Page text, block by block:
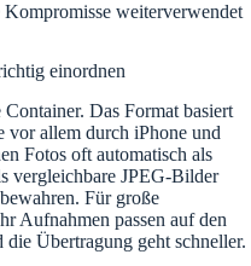
weiterverwendet
einordnen
Das Format basiert
vor allem durch iPhone und
Fotos oft automatisch als
vergleichbare JPEG-Bilder
Für große
Aufnahmen passen auf den
Übertragung geht schneller.